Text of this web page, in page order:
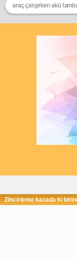
araç çalışırken akü
Zincirleme kazada ki